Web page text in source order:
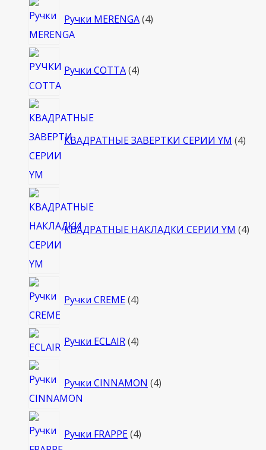
Ручки MERENGA 4товара
Ручки COTTA 4товара
КВАДРАТНЫЕ ЗАВЕРТКИ СЕРИИ YM 4
КВАДРАТНЫЕ НАКЛАДКИ СЕРИИ YM 4
Ручки CREME 4товара
Ручки ECLAIR 44
Ручки CINNAMON 4товара
Ручки FRAPPE 4товара